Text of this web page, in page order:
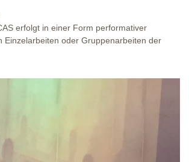
erfolgt in einer Form performativer
Einzelarbeiten oder Gruppenarbeiten der
zu erleben. Die Studierenden des
freuen uns über Begegnungen und